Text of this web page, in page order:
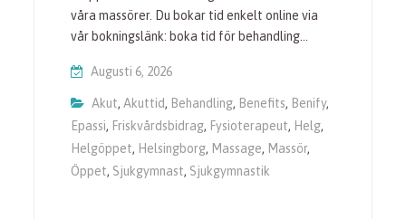
våra massörer. Du bokar tid enkelt online via
vår bokningslänk: boka tid för behandling…
Augusti 6, 2026
Akut,Akuttid, Behandling, Benefits, Benify,
Epassi, Friskvårdsbidrag, Fysioterapeut, Helg,
Helgöppet, Helsingborg, Massage, Massör,
Öppet, Sjukgymnast, Sjukgymnastik